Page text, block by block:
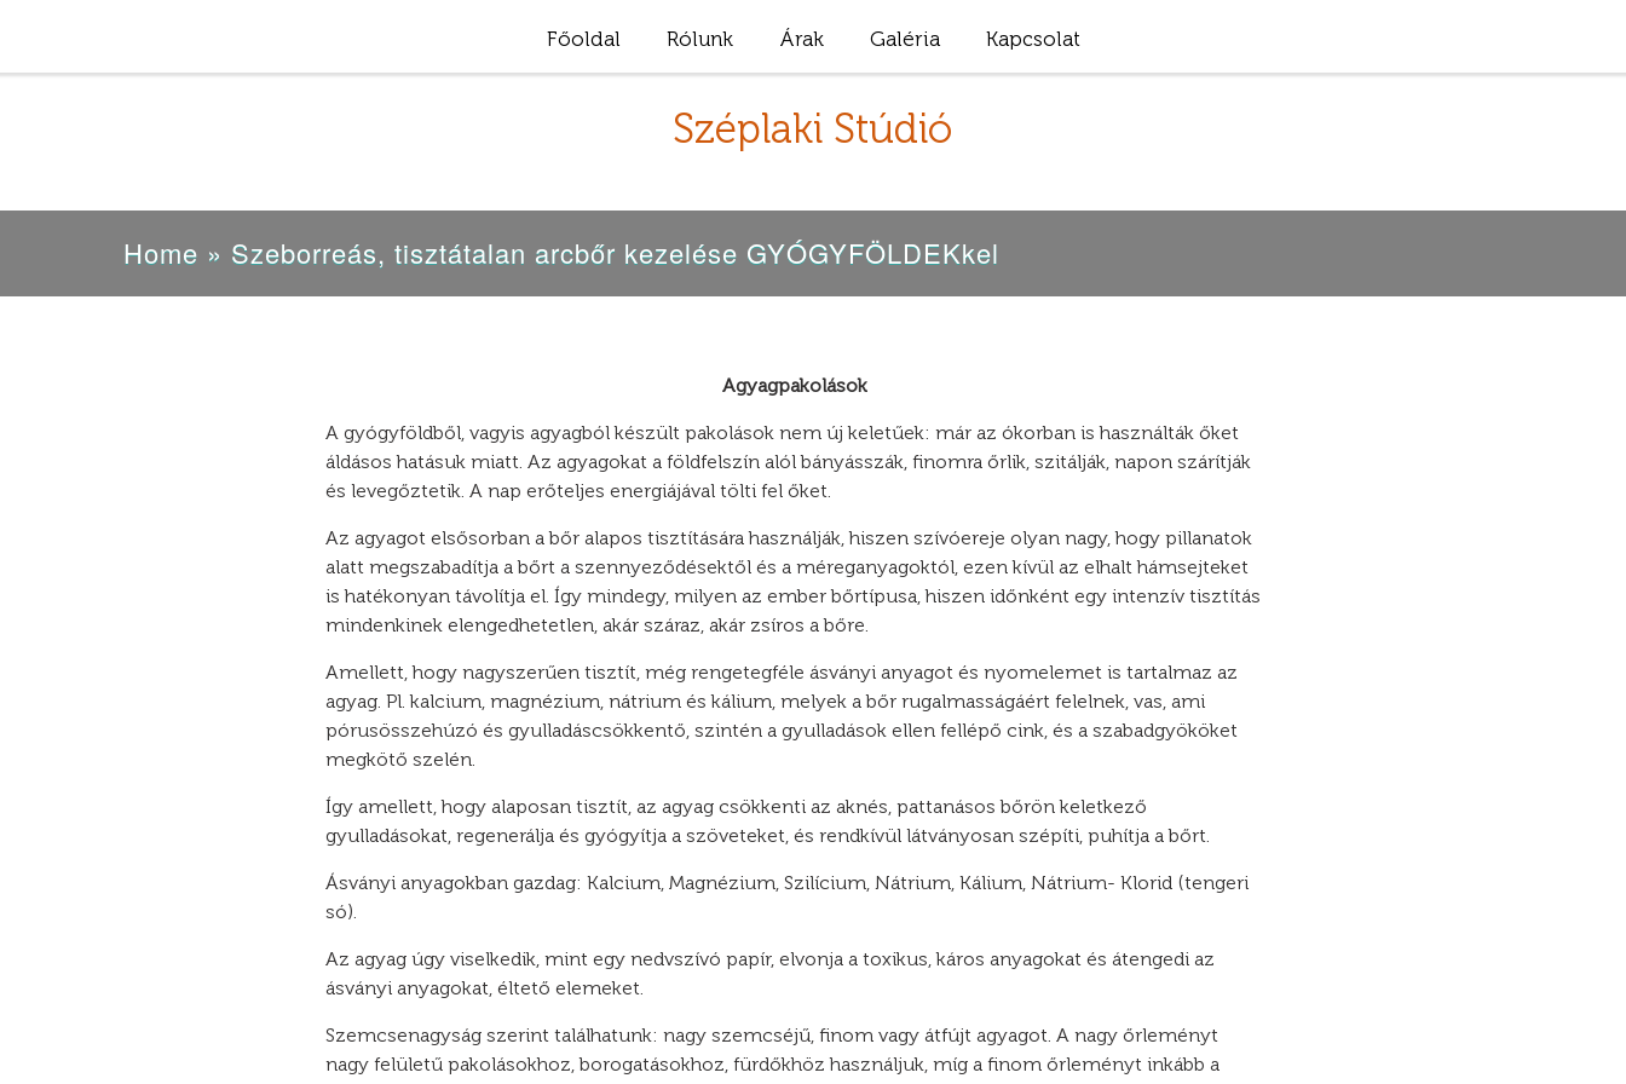
Főoldal Rólunk Árak Galéria Kapcsolat
Széplaki Stúdió
Home » Szeborreás, tisztátalan arcbőr kezelése GYÓGYFÖLDEKkel
Agyagpakolások
A gyógyföldből, vagyis agyagból készült pakolások nem új keletűek: már az ókorban is használták őket
áldásos hatásuk miatt. Az agyagokat a földfelszín alól bányásszák, finomra őrlik, szitálják, napon szárítják
és levegőztetik. A nap erőteljes energiájával tölti fel őket.
Az agyagot elsősorban a bőr alapos tisztítására használják, hiszen szívóereje olyan nagy, hogy pillanatok
alatt megszabadítja a bőrt a szennyeződésektől és a méreganyagoktól, ezen kívül az elhalt hámsejteket
is hatékonyan távolítja el. Így mindegy, milyen az ember bőrtípusa, hiszen időnként egy intenzív tisztítás
mindenkinek elengedhetetlen, akár száraz, akár zsíros a bőre.
Amellett, hogy nagyszerűen tisztít, még rengetegféle ásványi anyagot és nyomelemet is tartalmaz az
agyag. Pl. kalcium, magnézium, nátrium és kálium, melyek a bőr rugalmasságáért felelnek, vas, ami
pórusösszehúzó és gyulladáscsökkentő, szintén a gyulladások ellen fellépő cink, és a szabadgyököket
megkötő szelén.
Így amellett, hogy alaposan tisztít, az agyag csökkenti az aknés, pattanásos bőrön keletkező
gyulladásokat, regenerálja és gyógyítja a szöveteket, és rendkívül látványosan szépíti, puhítja a bőrt.
Ásványi anyagokban gazdag: Kalcium, Magnézium, Szilícium, Nátrium, Kálium, Nátrium- Klorid (tengeri
só).
Az agyag úgy viselkedik, mint egy nedvszívó papír, elvonja a toxikus, káros anyagokat és átengedi az
ásványi anyagokat, éltető elemeket.
Szemcsenagyság szerint találhatunk: nagy szemcséjű, finom vagy átfújt agyagot. A nagy őrleményt
nagy felületű pakolásokhoz, borogatásokhoz, fürdőkhöz használjuk, míg a finom őrleményt inkább a